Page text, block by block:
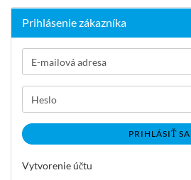
Prihlásenie zákazníka
E-
mailová
adresa
Heslo
PRIHLÁSIŤ SA
Vytvorenie účtu